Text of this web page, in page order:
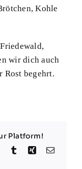
Kohle
wir dich auch
Rost begehrt.
Platform!
TumblrXing Email